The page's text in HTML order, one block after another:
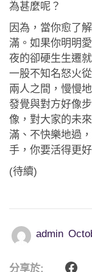
為甚麼呢？
因為，當你愈了
滿。如果你明明
夜的卻硬生生遷
一股不知名怒火
兩人之間，慢慢
發覺與對方好像
像，對大家的未
滿、不快樂地過
手，你要活得更好
(待續)
admin
分享於: